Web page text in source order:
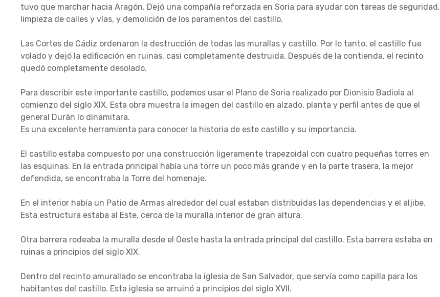
tuvo que marchar hacia Aragón. Dejó una compañía reforzada en Soria para ayudar con tareas de seguridad,
limpieza de calles y vías, y demolición de los paramentos del castillo.
Las Cortes de Cádiz ordenaron la destrucción de todas las murallas y castillo. Por lo tanto, el castillo fue
volado y dejó la edificación en ruinas, casi completamente destruida. Después de la contienda, el recinto
quedó completamente desolado.
Para describir este importante castillo, podemos usar el Plano de Soria realizado por Dionisio Badiola al
comienzo del siglo XIX. Esta obra muestra la imagen del castillo en alzado, planta y perfil antes de que el
general Durán lo dinamitara.
Es una excelente herramienta para conocer la historia de este castillo y su importancia.
El castillo estaba compuesto por una construcción ligeramente trapezoidal con cuatro pequeñas torres en
las esquinas. En la entrada principal había una torre un poco más grande y en la parte trasera, la mejor
defendida, se encontraba la Torre del homenaje.
En el interior había un Patio de Armas alrededor del cual estaban distribuidas las dependencias y el aljibe.
Esta estructura estaba al Este, cerca de la muralla interior de gran altura.
Otra barrera rodeaba la muralla desde el Oeste hasta la entrada principal del castillo. Esta barrera estaba en
ruinas a principios del siglo XIX.
Dentro del recinto amurallado se encontraba la iglesia de San Salvador, que servía como capilla para los
habitantes del castillo. Esta iglesia se arruinó a principios del siglo XVII.